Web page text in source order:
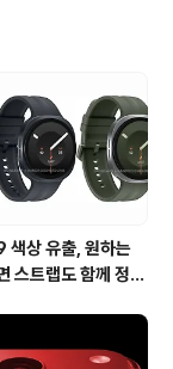
색상 유출, 원하는
스트랩도 함께 정해